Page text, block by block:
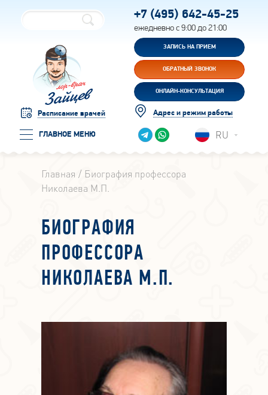
Расписание врачей
ГЛАВНОЕ МЕНЮ
+7 (495) 642-45-25
ежедневно с 9:00 до 21:00
ЗАПИСЬ НА ПРИЕМ
ОБРАТНЫЙ ЗВОНОК
ОНЛАЙН-КОНСУЛЬТАЦИЯ
Адрес и режим работы
RU
Главная
Биография профессора
Николаева М.П.
БИОГРАФИЯ
ПРОФЕССОРА
НИКОЛАЕВА М.П.